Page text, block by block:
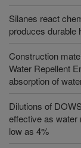
Silanes react
produces durable
Construction
Water Repellent
absorption of
Dilutions of
effective as water
low as 4%